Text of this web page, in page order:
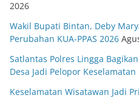
2026
Wakil Bupati Bintan, Deby
Perubahan KUA-PPAS 2026
Satlantas Polres Lingga
Desa Jadi Pelopor
Keselamatan Wisatawan Jadi